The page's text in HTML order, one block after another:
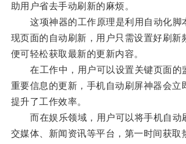
助用户省去手动刷新的麻烦。
这项神器的工作原理是利用自动化脚
现页面的自动刷新，用户只需设置好刷新
便可轻松获取最新的更新内容。
在工作中，用户可以设置关键页面的
重要信息的更新，手机自动刷屏神器会立
提升了工作效率。
而在娱乐领域，用户可以将手机自动
交媒体、新闻资讯等平台，第一时间获取